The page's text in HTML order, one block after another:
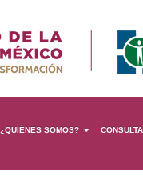
¿QUIÉNES SOMOS?